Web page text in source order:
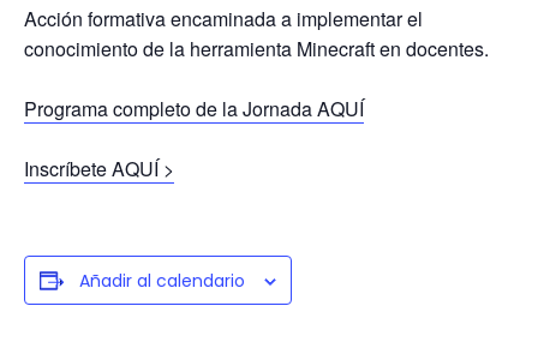
Acción formativa encaminada a implementar el
conocimiento de la herramienta Minecraft en docentes.
Programa completo de la Jornada AQUÍ
Inscríbete AQUÍ >
Añadir al calendario